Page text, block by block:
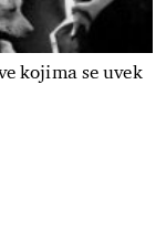
kojima se uvek